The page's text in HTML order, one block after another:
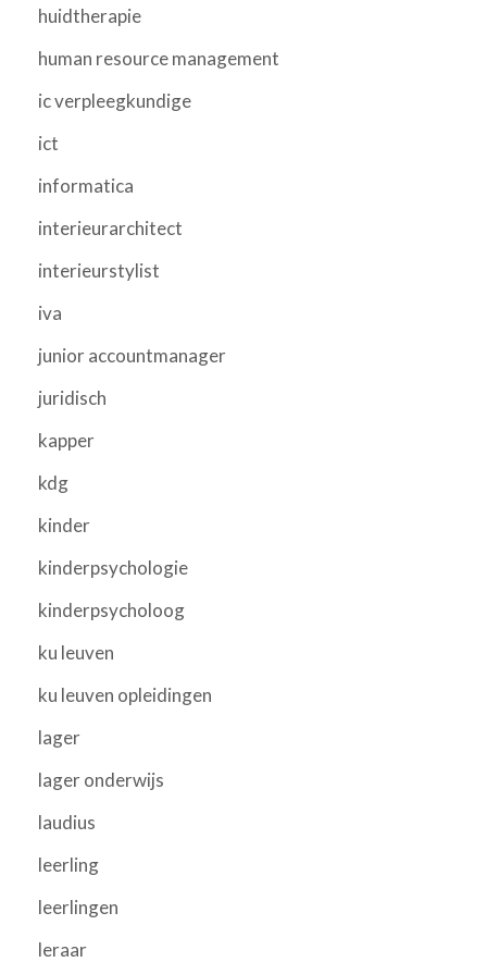
huidtherapie
human resource management
ic verpleegkundige
ict
informatica
interieurarchitect
interieurstylist
iva
junior accountmanager
juridisch
kapper
kdg
kinder
kinderpsychologie
kinderpsycholoog
ku leuven
ku leuven opleidingen
lager
lager onderwijs
laudius
leerling
leerlingen
leraar